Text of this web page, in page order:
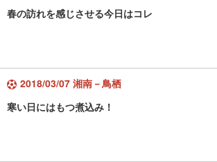
春の訪れを感じさせる今日はコレ
2018/03/07 湘南－鳥栖
寒い日にはもつ煮込み！